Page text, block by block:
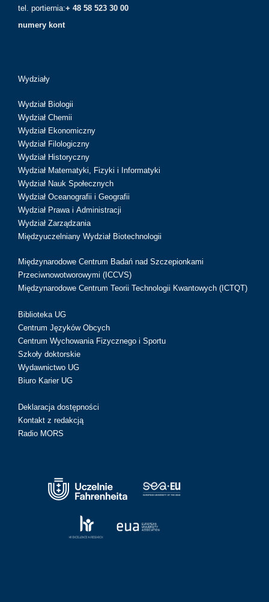
tel. portiernia:+ 48 58 523 30 00
numery kont
Wydziały
Wydział Biologii
Wydział Chemii
Wydział Ekonomiczny
Wydział Filologiczny
Wydział Historyczny
Wydział Matematyki, Fizyki i Informatyki
Wydział Nauk Społecznych
Wydział Oceanografii i Geografii
Wydział Prawa i Administracji
Wydział Zarządzania
Międzyuczelniany Wydział Biotechnologii
Międzynarodowe Centrum Badań nad Szczepionkami
Przeciwnowotworowymi (ICCVS)
Międzynarodowe Centrum Teorii Technologii Kwantowych (ICTQT)
Biblioteka UG
Centrum Języków Obcych
Centrum Wychowania Fizycznego i Sportu
Szkoły doktorskie
Wydawnictwo UG
Biuro Karier UG
Deklaracja dostępności
Kontakt z redakcją
Radio MORS